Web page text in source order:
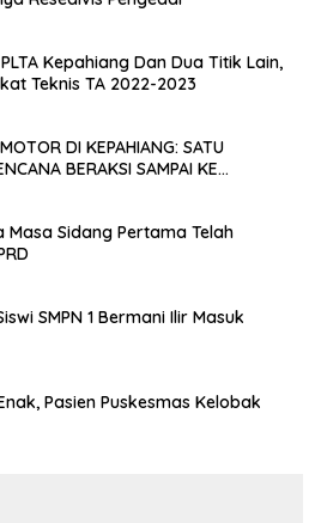
Kepahiang Dan Dua Titik Lain,
Teknis TA 2022-2023
DI KEPAHIANG: SATU
BERAKSI SAMPAI KE
Masa Sidang Pertama Telah
SMPN 1 Bermani Ilir Masuk
Pasien Puskesmas Kelobak